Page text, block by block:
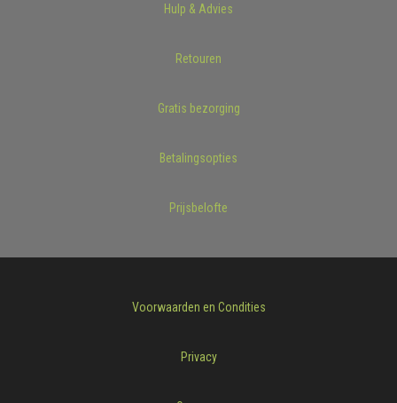
Hulp & Advies
Retouren
Gratis bezorging
Betalingsopties
Prijsbelofte
Voorwaarden en Condities
Privacy